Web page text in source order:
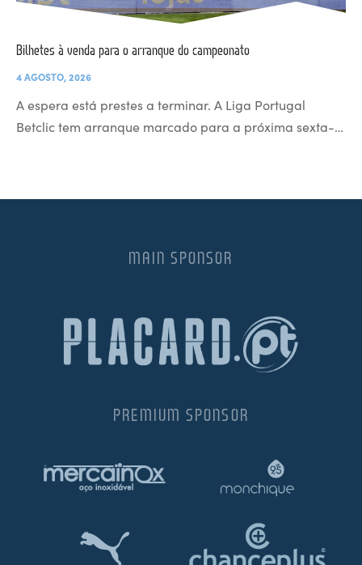
Bilhetes à venda para o arranque do campeonato
4 AGOSTO, 2026
A espera está prestes a terminar. A Liga Portugal
Betclic tem arranque marcado para a próxima sexta-…
MAIN SPONSOR
PREMIUM SPONSOR